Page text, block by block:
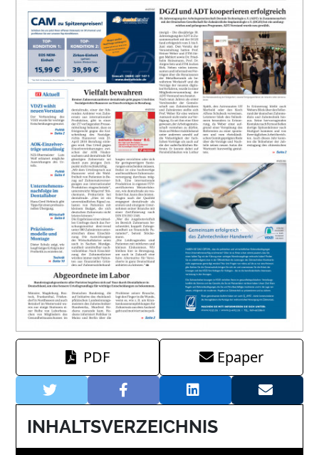
PDF Epaper
INHALTSVERZEICHNIS